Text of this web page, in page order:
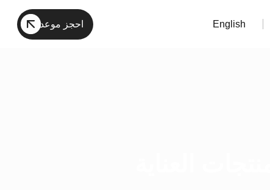
English احجز موعد